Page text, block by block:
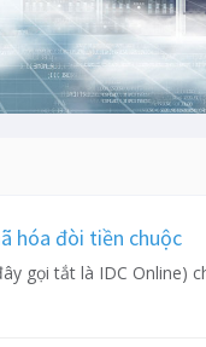
hóa đòi tiền chuộc
gọi tắt là IDC Online)